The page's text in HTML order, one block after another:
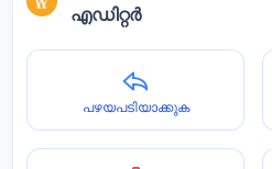
എഡിറ്റർ
പഴയപടിയാക്കുക